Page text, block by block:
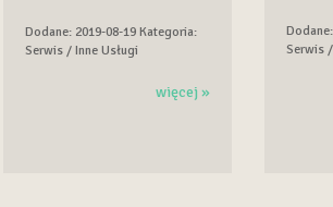
Dodane: 2019-08-19 Kategoria:
Serwis / Inne Usługi
więcej »
Serwis